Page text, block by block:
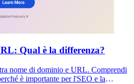
Qual è la differenza?
nome di dominio e URL. Comprendi
è importante per l'SEO e la